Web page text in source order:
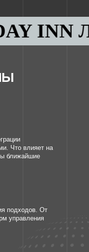
INN
Что влияет на
ближайшие
подходов. От
управления